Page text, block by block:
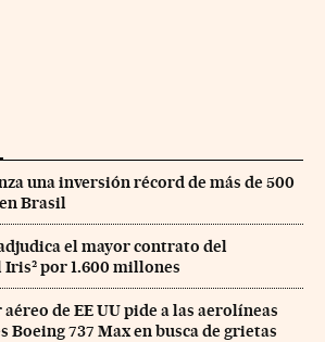
una inversión récord de más de 500
Brasil
el mayor contrato del
por 1.600 millones
de EE UU pide a las aerolíneas
Boeing 737 Max en busca de grietas